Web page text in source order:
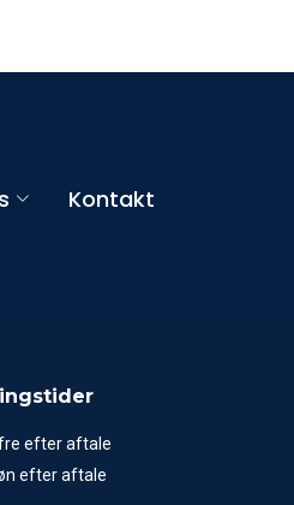
Kontakt
efter aftale
efter aftale